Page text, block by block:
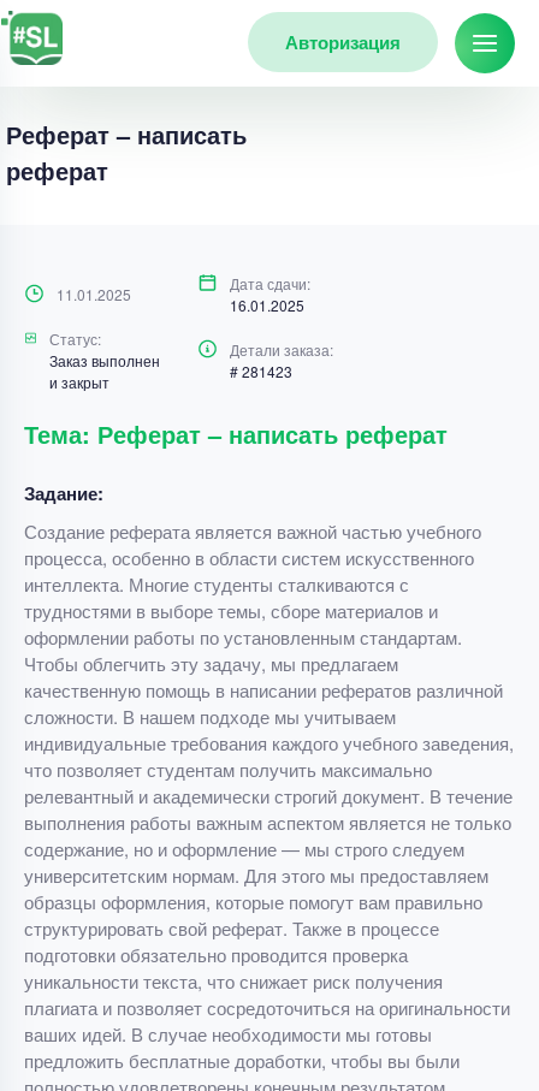
Авторизация
Реферат – написать
реферат
11.01.2025
Дата сдачи:
16.01.2025
Статус:
Заказ выполнен
и закрыт
Детали заказа:
# 281423
Тема: Реферат – написать реферат
Задание:
Создание реферата является важной частью учебного
процесса, особенно в области систем искусственного
интеллекта. Многие студенты сталкиваются с
трудностями в выборе темы, сборе материалов и
оформлении работы по установленным стандартам.
Чтобы облегчить эту задачу, мы предлагаем
качественную помощь в написании рефератов различной
сложности. В нашем подходе мы учитываем
индивидуальные требования каждого учебного заведения,
что позволяет студентам получить максимально
релевантный и академически строгий документ. В течение
выполнения работы важным аспектом является не только
содержание, но и оформление — мы строго следуем
университетским нормам. Для этого мы предоставляем
образцы оформления, которые помогут вам правильно
структурировать свой реферат. Также в процессе
подготовки обязательно проводится проверка
уникальности текста, что снижает риск получения
плагиата и позволяет сосредоточиться на оригинальности
ваших идей. В случае необходимости мы готовы
предложить бесплатные доработки, чтобы вы были